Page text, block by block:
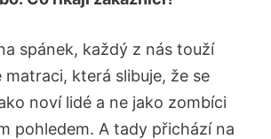
spánek, každý z nás touží
matraci, která slibuje, že se
noví lidé a ne jako zombíci
pohledem. A tady přichází na